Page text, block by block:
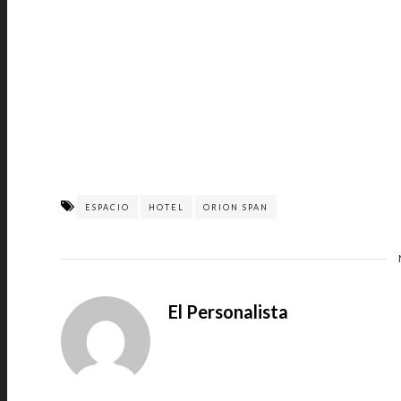
ESPACIO HOTEL ORION SPAN
El Personalista